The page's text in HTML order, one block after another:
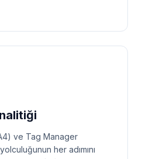
ve Tag Manager
her adımını